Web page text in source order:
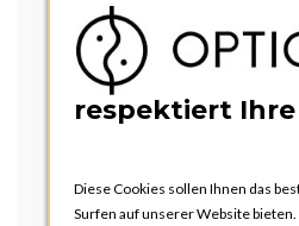
respektiert
Diese Cookies sollen Ihnen das
Surfen auf unserer Website